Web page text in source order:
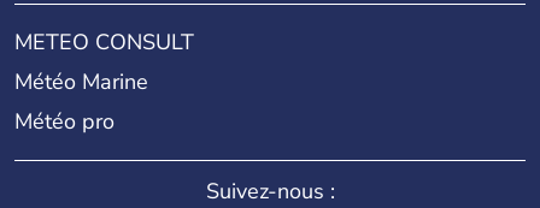
METEO CONSULT
Météo Marine
Météo pro
Suivez-nous :